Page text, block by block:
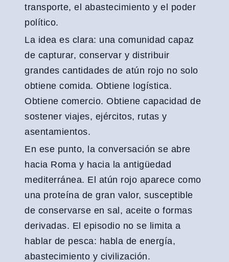
transporte, el abastecimiento y el poder
político.
La idea es clara: una comunidad capaz
de capturar, conservar y distribuir
grandes cantidades de atún rojo no solo
obtiene comida. Obtiene logística.
Obtiene comercio. Obtiene capacidad de
sostener viajes, ejércitos, rutas y
asentamientos.
En ese punto, la conversación se abre
hacia Roma y hacia la antigüedad
mediterránea. El atún rojo aparece como
una proteína de gran valor, susceptible
de conservarse en sal, aceite o formas
derivadas. El episodio no se limita a
hablar de pesca: habla de energía,
abastecimiento y civilización.